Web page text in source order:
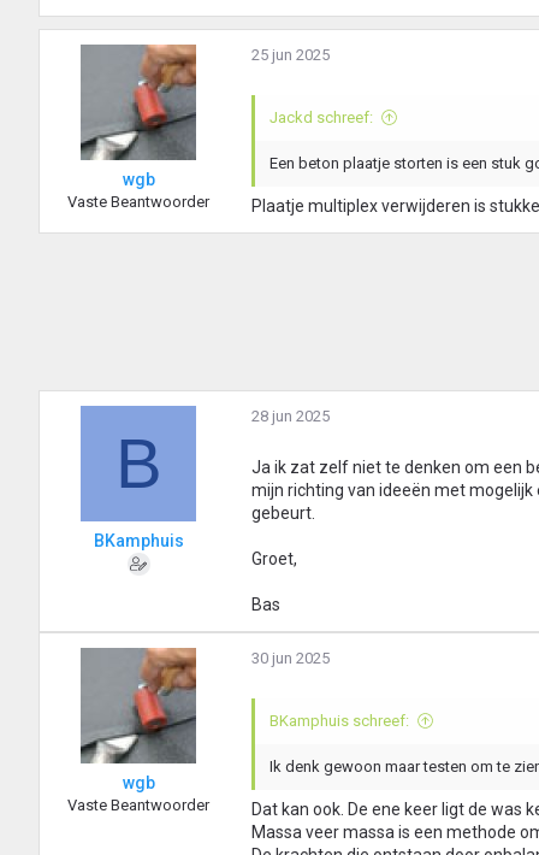
wgb
Vaste Beantwoorder
25 jun 2025
Jackd schreef:
Een beton plaatje storten is een stuk
Plaatje multiplex verwijderen is
B
BKamphuis
28 jun 2025
Ja ik zat zelf niet te denken om een
mijn richting van ideeën met
gebeurt.
Groet,
Bas
wgb
Vaste Beantwoorder
30 jun 2025
BKamphuis schreef:
Ik denk gewoon maar testen om te
Dat kan ook. De ene keer ligt de was
Massa veer massa is een methode